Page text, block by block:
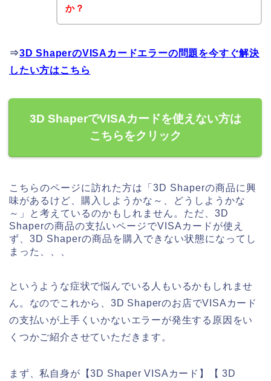
か？
⇒3D ShaperのVISAカードエラーの問題を今すぐ解決
したい方はこちら
3D ShaperでVISAカードを使えない方は
こちらをクリック
こちらのページに訪れた方は「3D Shaperの商品に興
味があるけど、購入しようかな～、どうしようかな
～」と考えているのかもしれません。ただ、3D
Shaperの商品の支払いページでVISAカードが使え
ず、3D Shaperの商品を購入できない状態になってし
まった、、、
というような症状で悩んでいる人もいるかもしれませ
ん。なのでこれから、3D Shaperのお店でVISAカード
の支払いが上手くいかないエラーが発生する原因をい
くつかご紹介させていただきます。
まず、私自身が【3D Shaper VISAカード】【 3D